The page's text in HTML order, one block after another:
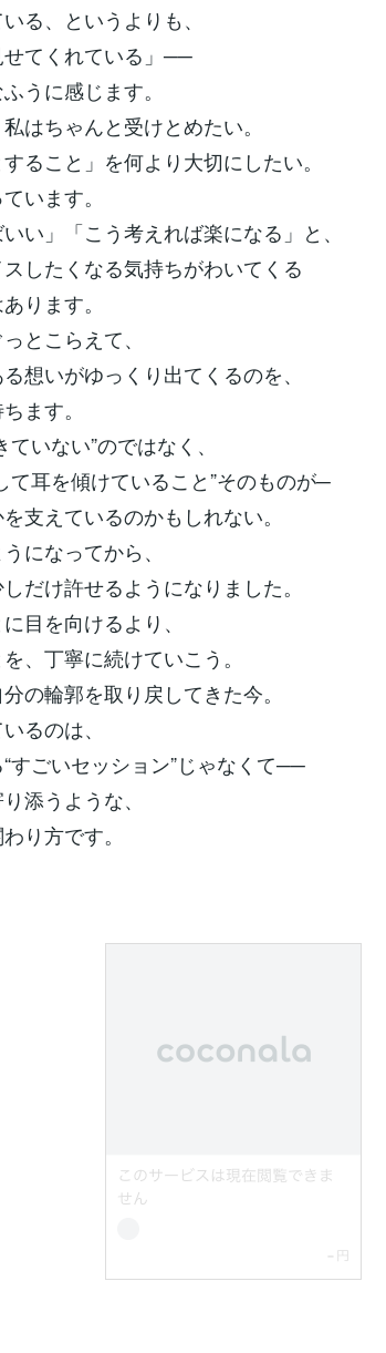
る、というよりも、
せてくれている」──
うに感じます。
はちゃんと受けとめたい。
すること」を何より大切にしたい。
います。
いい」「こう考えれば楽になる」と、
したくなる気持ちがわいてくる
ります。
とこらえて、
想いがゆっくり出てくるのを、
ます。
いない”のではなく、
て耳を傾けていること”そのものが─
支えているのかもしれない。
になってから、
だけ許せるようになりました。
目を向けるより、
、丁寧に続けていこう。
の輪郭を取り戻してきた今。
るのは、
すごいセッション”じゃなくて──
添うような、
り方です。